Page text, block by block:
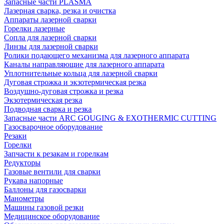
Запасные части PLASMA
Лазерная сварка, резка и очистка
Аппараты лазерной сварки
Горелки лазерные
Сопла для лазерной сварки
Линзы для лазерной сварки
Ролики подающего механизма для лазерного аппарата
Каналы направляющие для лазерного аппарата
Уплотнительные кольца для лазерной сварки
Дуговая строжка и экзотермическая резка
Воздушно-дуговая строжка и резка
Экзотермическая резка
Подводная сварка и резка
Запасные части ARC GOUGING & EXOTHERMIC CUTTING
Газосварочное оборудование
Резаки
Горелки
Запчасти к резакам и горелкам
Редукторы
Газовые вентили для сварки
Рукава напорные
Баллоны для газосварки
Манометры
Машины газовой резки
Медицинское оборудование